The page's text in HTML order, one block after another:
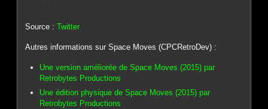
Source :Twitter
Autres informations sur Space Moves (CPCRetroDev) :
Une version améliorée de Space Moves (2015) par
Retrobytes Productions
Une édition physique de Space Moves (2015) par
Retrobytes Productions